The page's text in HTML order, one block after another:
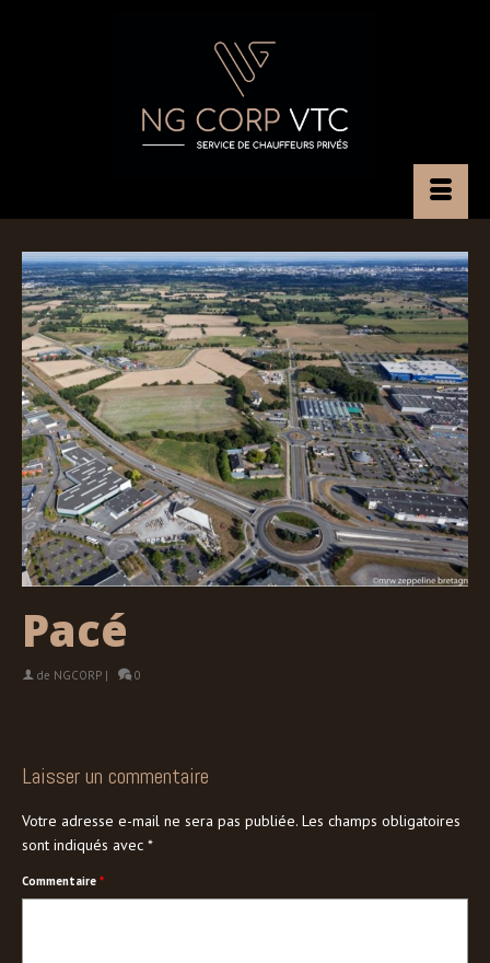
Pacé
de NGCORP | 0
Laisser un commentaire
Votre adresse e-mail ne sera pas publiée. Les champs obligatoires
sont indiqués avec *
Commentaire *